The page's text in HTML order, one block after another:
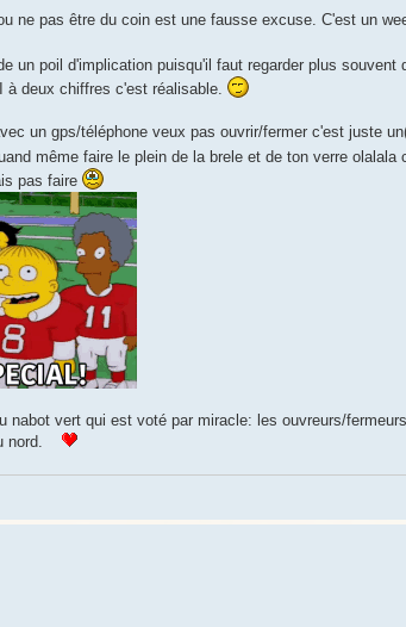
ne pas être du coin est une fausse excuse. C'est un
un poil d'implication puisqu'il faut regarder plus
à deux chiffres c'est réalisable.
un gps/téléphone veux pas ouvrir/fermer c'est juste
même faire le plein de la brele et de ton verre olalala
pas faire
nabot vert qui est voté par miracle: les ouvreurs/
nord.